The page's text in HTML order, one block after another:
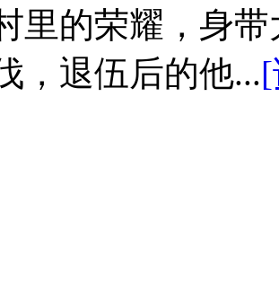
里的荣耀，身
，退伍后的他...